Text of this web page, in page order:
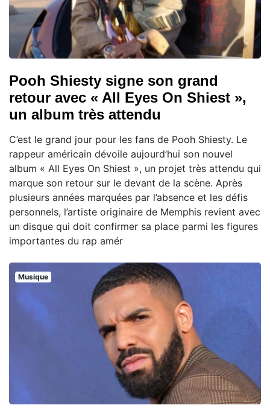
Pooh Shiesty signe son grand
retour avec « All Eyes On Shiest »,
un album très attendu
C’est le grand jour pour les fans de Pooh Shiesty. Le
rappeur américain dévoile aujourd’hui son nouvel
album « All Eyes On Shiest », un projet très attendu qui
marque son retour sur le devant de la scène. Après
plusieurs années marquées par l’absence et les défis
personnels, l’artiste originaire de Memphis revient avec
un disque qui doit confirmer sa place parmi les figures
importantes du rap amér
Musique